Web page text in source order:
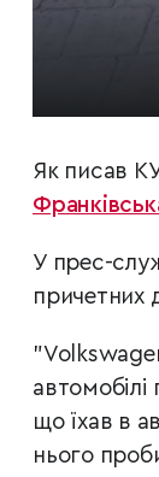
Як писав
У прес-
причетних
що їхав в
нього